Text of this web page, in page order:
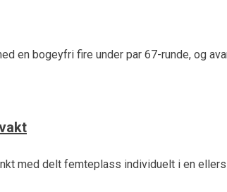
en bogeyfri fire under par 67-runde, og
med delt femteplass individuelt i en